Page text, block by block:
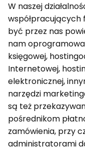
W naszej
współpracujących
być przez nas
nam
księgowej,
Internetowej,
elektronicznej,
narzędzi
są też
pośrednikom
zamówienia, przy
administratorami